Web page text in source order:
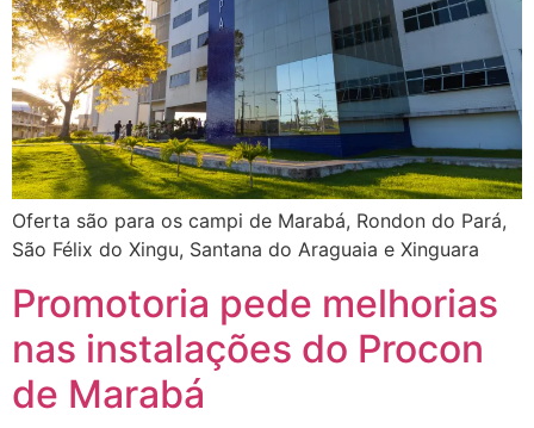
Oferta são para os campi de Marabá, Rondon do Pará,
São Félix do Xingu, Santana do Araguaia e Xinguara
Promotoria pede melhorias
nas instalações do Procon
de Marabá